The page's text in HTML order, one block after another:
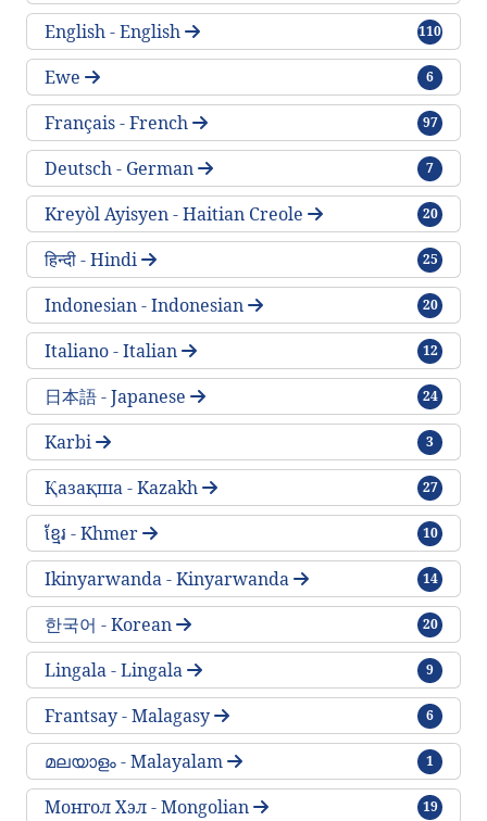
English - English 110
traktlar
Ewe 6
traktlar
Français - French 97
traktlar
Deutsch - German 7
traktlar
Kreyòl Ayisyen - Haitian Creole 20
traktlar
हिन्दी - Hindi 25
traktlar
Indonesian - Indonesian 20
traktlar
Italiano - Italian 12
traktlar
日本語 - Japanese 24
traktlar
Karbi 3
traktlar
Қазақша - Kazakh 27
traktlar
ខ្មែរ - Khmer 10
traktlar
Ikinyarwanda - Kinyarwanda 14
traktlar
한국어 - Korean 20
traktlar
Lingala - Lingala 9
traktlar
Frantsay - Malagasy 6
traktlar
മലയാളം - Malayalam 1
traktlar
Монгол Хэл - Mongolian 19
traktlar